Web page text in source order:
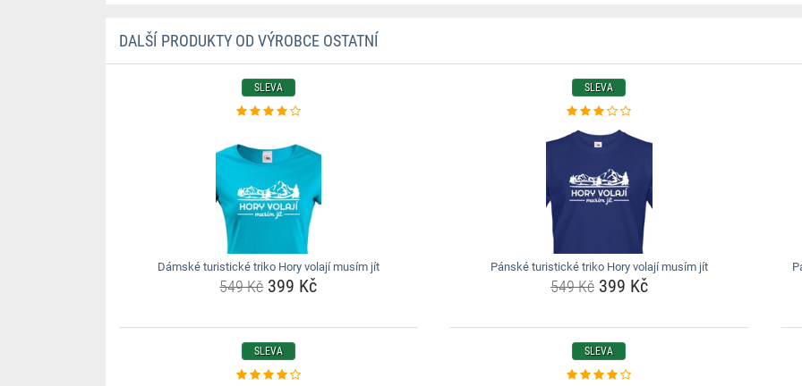
DALŠÍ PRODUKTY OD VÝROBCE OSTATNÍ
SLEVA
Dámské turistické triko Hory volají musím jít
549 Kč399 Kč
SLEVA
Pánské turistické triko Hory volají musím jít
549 Kč399 Kč
SLEVA SLEVA